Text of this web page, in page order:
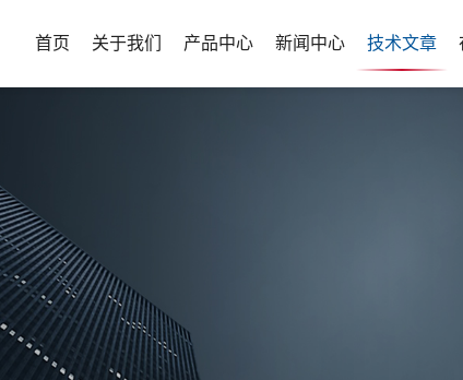
首页 关于我们 产品中心 新闻中心 技术文章